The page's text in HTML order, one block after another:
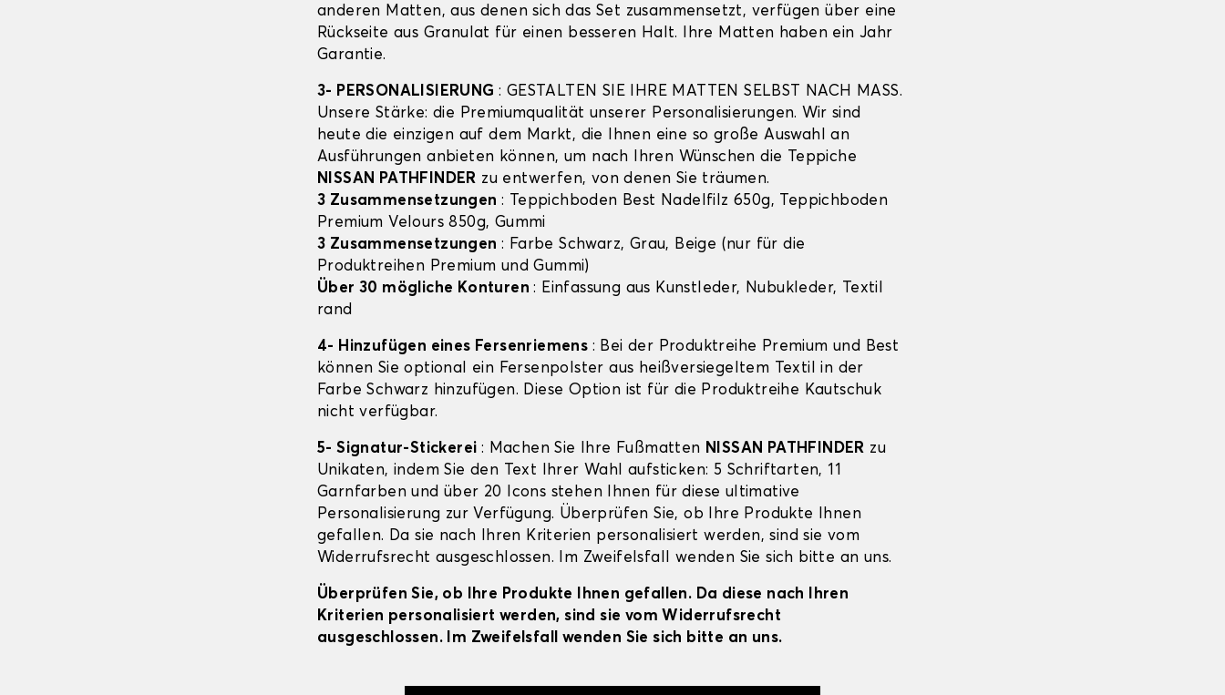
anderen Matten, aus denen sich das Set zusammensetzt, verfügen über eine
Rückseite aus Granulat für einen besseren Halt. Ihre Matten haben ein Jahr
Garantie.
3- PERSONALISIERUNG : GESTALTEN SIE IHRE MATTEN SELBST NACH MASS.
Unsere Stärke: die Premiumqualität unserer Personalisierungen. Wir sind
heute die einzigen auf dem Markt, die Ihnen eine so große Auswahl an
Ausführungen anbieten können, um nach Ihren Wünschen die Teppiche
NISSAN PATHFINDER zu entwerfen, von denen Sie träumen.
3 Zusammensetzungen : Teppichboden Best Nadelfilz 650g, Teppichboden
Premium Velours 850g, Gummi
3 Zusammensetzungen : Farbe Schwarz, Grau, Beige (nur für die
Produktreihen Premium und Gummi)
Über 30 mögliche Konturen: Einfassung aus Kunstleder, Nubukleder, Textil
rand
4- Hinzufügen eines Fersenriemens : Bei der Produktreihe Premium und Best
können Sie optional ein Fersenpolster aus heißversiegeltem Textil in der
Farbe Schwarz hinzufügen. Diese Option ist für die Produktreihe Kautschuk
nicht verfügbar.
5- Signatur-Stickerei : Machen Sie Ihre Fußmatten NISSAN PATHFINDER zu
Unikaten, indem Sie den Text Ihrer Wahl aufsticken: 5 Schriftarten, 11
Garnfarben und über 20 Icons stehen Ihnen für diese ultimative
Personalisierung zur Verfügung. Überprüfen Sie, ob Ihre Produkte Ihnen
gefallen. Da sie nach Ihren Kriterien personalisiert werden, sind sie vom
Widerrufsrecht ausgeschlossen. Im Zweifelsfall wenden Sie sich bitte an uns.
Überprüfen Sie, ob Ihre Produkte Ihnen gefallen. Da diese nach Ihren
Kriterien personalisiert werden, sind sie vom Widerrufsrecht
ausgeschlossen. Im Zweifelsfall wenden Sie sich bitte an uns.